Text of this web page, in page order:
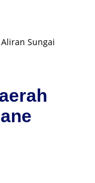
Sungai